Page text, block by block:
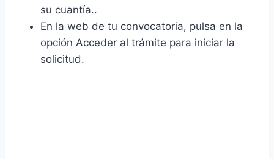
su cuantía..
En la web de tu convocatoria, pulsa en la
opción Acceder al trámite para iniciar la
solicitud.